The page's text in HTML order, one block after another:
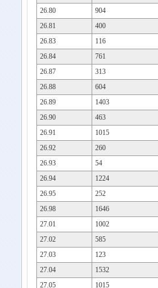
26.80
904
26.81
400
26.83
116
26.84
761
26.87
313
26.88
604
26.89
1403
26.90
463
26.91
1015
26.92
260
26.93
54
26.94
1224
26.95
252
26.98
1646
27.01
1002
27.02
585
27.03
123
27.04
1532
27.05
1015